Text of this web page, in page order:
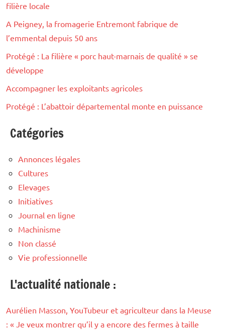
filière locale
A Peigney, la fromagerie Entremont fabrique de
l’emmental depuis 50 ans
Protégé : La filière « porc haut-marnais de qualité » se
développe
Accompagner les exploitants agricoles
Protégé : L’abattoir départemental monte en puissance
Catégories
Annonces légales
Cultures
Elevages
Initiatives
Journal en ligne
Machinisme
Non classé
Vie professionnelle
L'actualité nationale :
Aurélien Masson, YouTubeur et agriculteur dans la Meuse
: « Je veux montrer qu’il y a encore des fermes à taille